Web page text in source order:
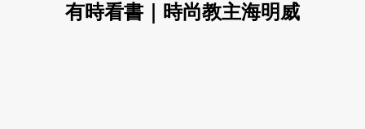
有時看書｜時尚教主海明威